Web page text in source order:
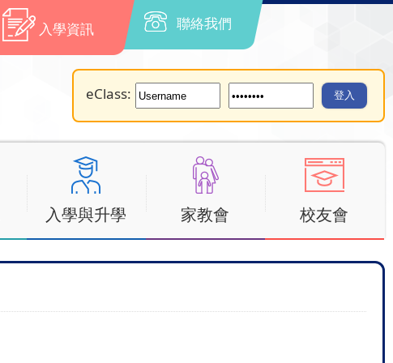
入學資訊 聯絡我們
eClass:
入學與升學 家教會 校友會